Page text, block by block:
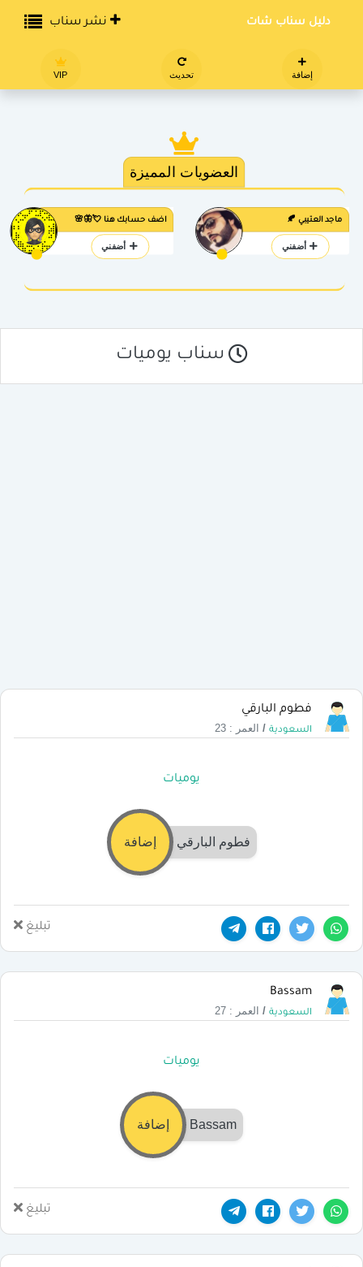
دليل سناب شات نشر سناب
إضافة تحديث VIP
العضويات المميزة
ماجد العتيبي 🍂
أضفني
اضف حسابك هنا 💘🦋🌸
أضفني
سناب يوميات
فطوم البارقي
السعودية / العمر : 23
يوميات
فطوم البارقي إضافة
تبليغ
Bassam
السعودية / العمر : 27
يوميات
Bassam إضافة
تبليغ